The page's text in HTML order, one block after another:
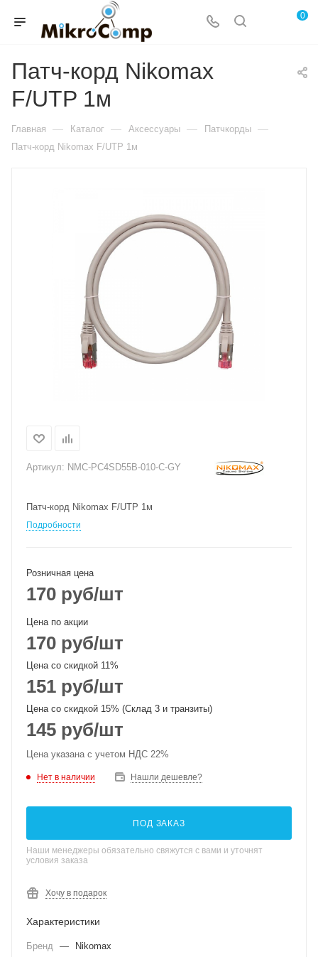
0
Патч-корд Nikomax
F/UTP 1м
Главная — Каталог — Аксессуары — Патчкорды —
Патч-корд Nikomax F/UTP 1м
Артикул: NMC-PC4SD55B-010-C-GY
Патч-корд Nikomax F/UTP 1м
Подробности
Розничная цена
170 руб/шт
Цена по акции
170 руб/шт
Цена со скидкой 11%
151 руб/шт
Цена со скидкой 15% (Склад 3 и транзиты)
145 руб/шт
Цена указана с учетом НДС 22%
Нет в наличии Нашли дешевле?
ПОД ЗАКАЗ
Наши менеджеры обязательно свяжутся с вами и уточнят
условия заказа
Хочу в подарок
Характеристики
Бренд — Nikomax